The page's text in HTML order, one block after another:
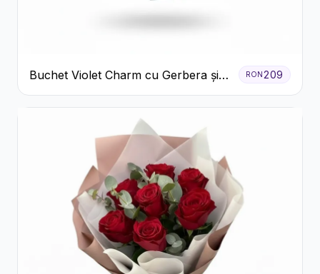
Buchet Violet Charm cu Gerbera și
Lisianthus Alb
RON 209